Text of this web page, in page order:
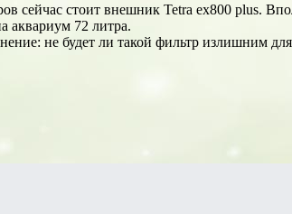
сейчас стоит внешник Tetra ex800 plus.
аквариум 72 литра.
не будет ли такой фильтр излишним